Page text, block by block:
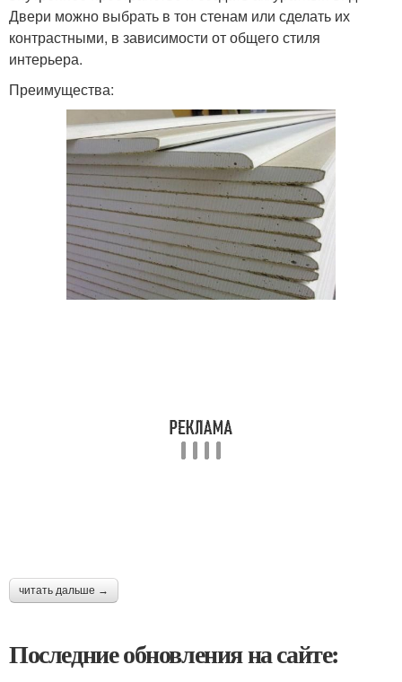
Двери можно выбрать в тон стенам или сделать их
контрастными, в зависимости от общего стиля
интерьера.
Преимущества:
читать дальше →
Последние обновления на сайте: